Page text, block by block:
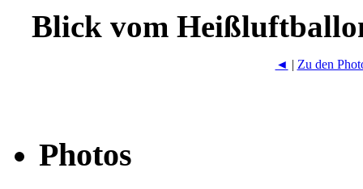
Blick vom
◄ | Zu den
Photos